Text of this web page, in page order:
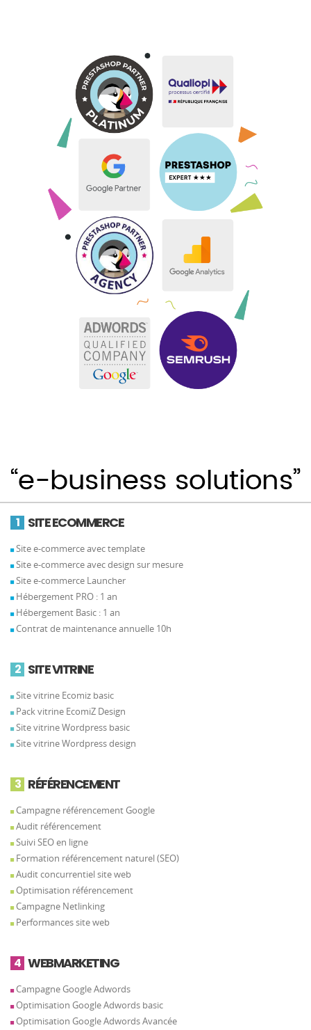
1 SITE ECOMMERCE
Site e-commerce avec template
Site e-commerce avec design sur mesure
Site e-commerce Launcher
Hébergement PRO : 1 an
Hébergement Basic : 1 an
Contrat de maintenance annuelle 10h
2 SITE VITRINE
Site vitrine Ecomiz basic
Pack vitrine EcomiZ Design
Site vitrine Wordpress basic
Site vitrine Wordpress design
3 RÉFÉRENCEMENT
Campagne référencement Google
Audit référencement
Suivi SEO en ligne
Formation référencement naturel (SEO)
Audit concurrentiel site web
Optimisation référencement
Campagne Netlinking
Performances site web
4 WEBMARKETING
Campagne Google Adwords
Optimisation Google Adwords basic
Optimisation Google Adwords Avancée